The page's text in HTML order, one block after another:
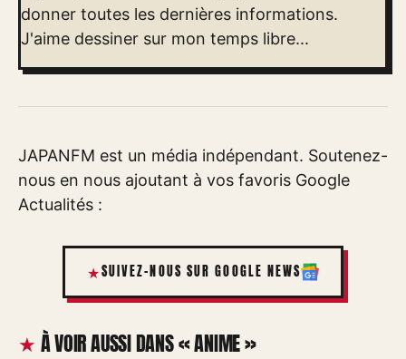
donner toutes les dernières informations.
J'aime dessiner sur mon temps libre...
JAPANFM est un média indépendant. Soutenez-
nous en nous ajoutant à vos favoris Google
Actualités :
SUIVEZ-NOUS SUR GOOGLE NEWS
À VOIR AUSSI DANS « ANIME »